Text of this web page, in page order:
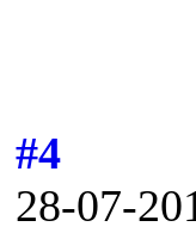
#4
28-07-